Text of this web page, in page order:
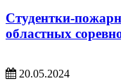
Студентки-
областных
20.05.2024